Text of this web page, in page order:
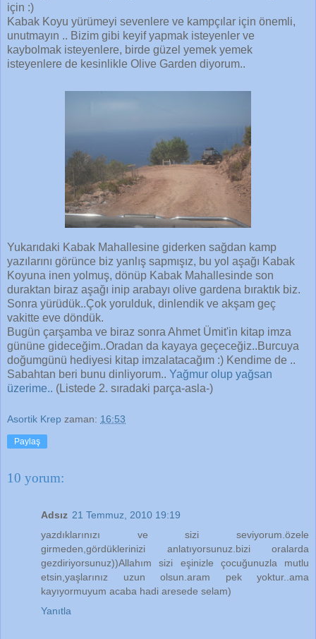
için :)
Kabak Koyu yürümeyi sevenlere ve kampçılar için önemli,
unutmayın .. Bizim gibi keyif yapmak isteyenler ve
kaybolmak isteyenlere, birde güzel yemek yemek
isteyenlere de kesinlikle Olive Garden diyorum..
Yukarıdaki Kabak Mahallesine giderken sağdan kamp
yazılarını görünce biz yanlış sapmışız, bu yol aşağı Kabak
Koyuna inen yolmuş, dönüp Kabak Mahallesinde son
duraktan biraz aşağı inip arabayı olive gardena bıraktık biz.
Sonra yürüdük..Çok yorulduk, dinlendik ve akşam geç
vakitte eve döndük.
Bugün çarşamba ve biraz sonra Ahmet Ümit'in kitap imza
gününe gideceğim..Oradan da kayaya geçeceğiz..Burcuya
doğumgünü hediyesi kitap imzalatacağım :) Kendime de ..
Sabahtan beri bunu dinliyorum.. Yağmur olup yağsan
üzerime.. (Listede 2. sıradaki parça-asla-)
Asortik Krep zaman: 16:53
Paylaş
10 yorum:
Adsız 21 Temmuz, 2010 19:19
yazdıklarınızı ve sizi seviyorum.özele
girmeden,gördüklerinizi anlatıyorsunuz.bizi oralarda
gezdiriyorsunuz))Allahım sizi eşinizle çocuğunuzla mutlu
etsin,yaşlarınız uzun olsun.aram pek yoktur..ama
kayıyormuyum acaba hadi aresede selam)
Yanıtla